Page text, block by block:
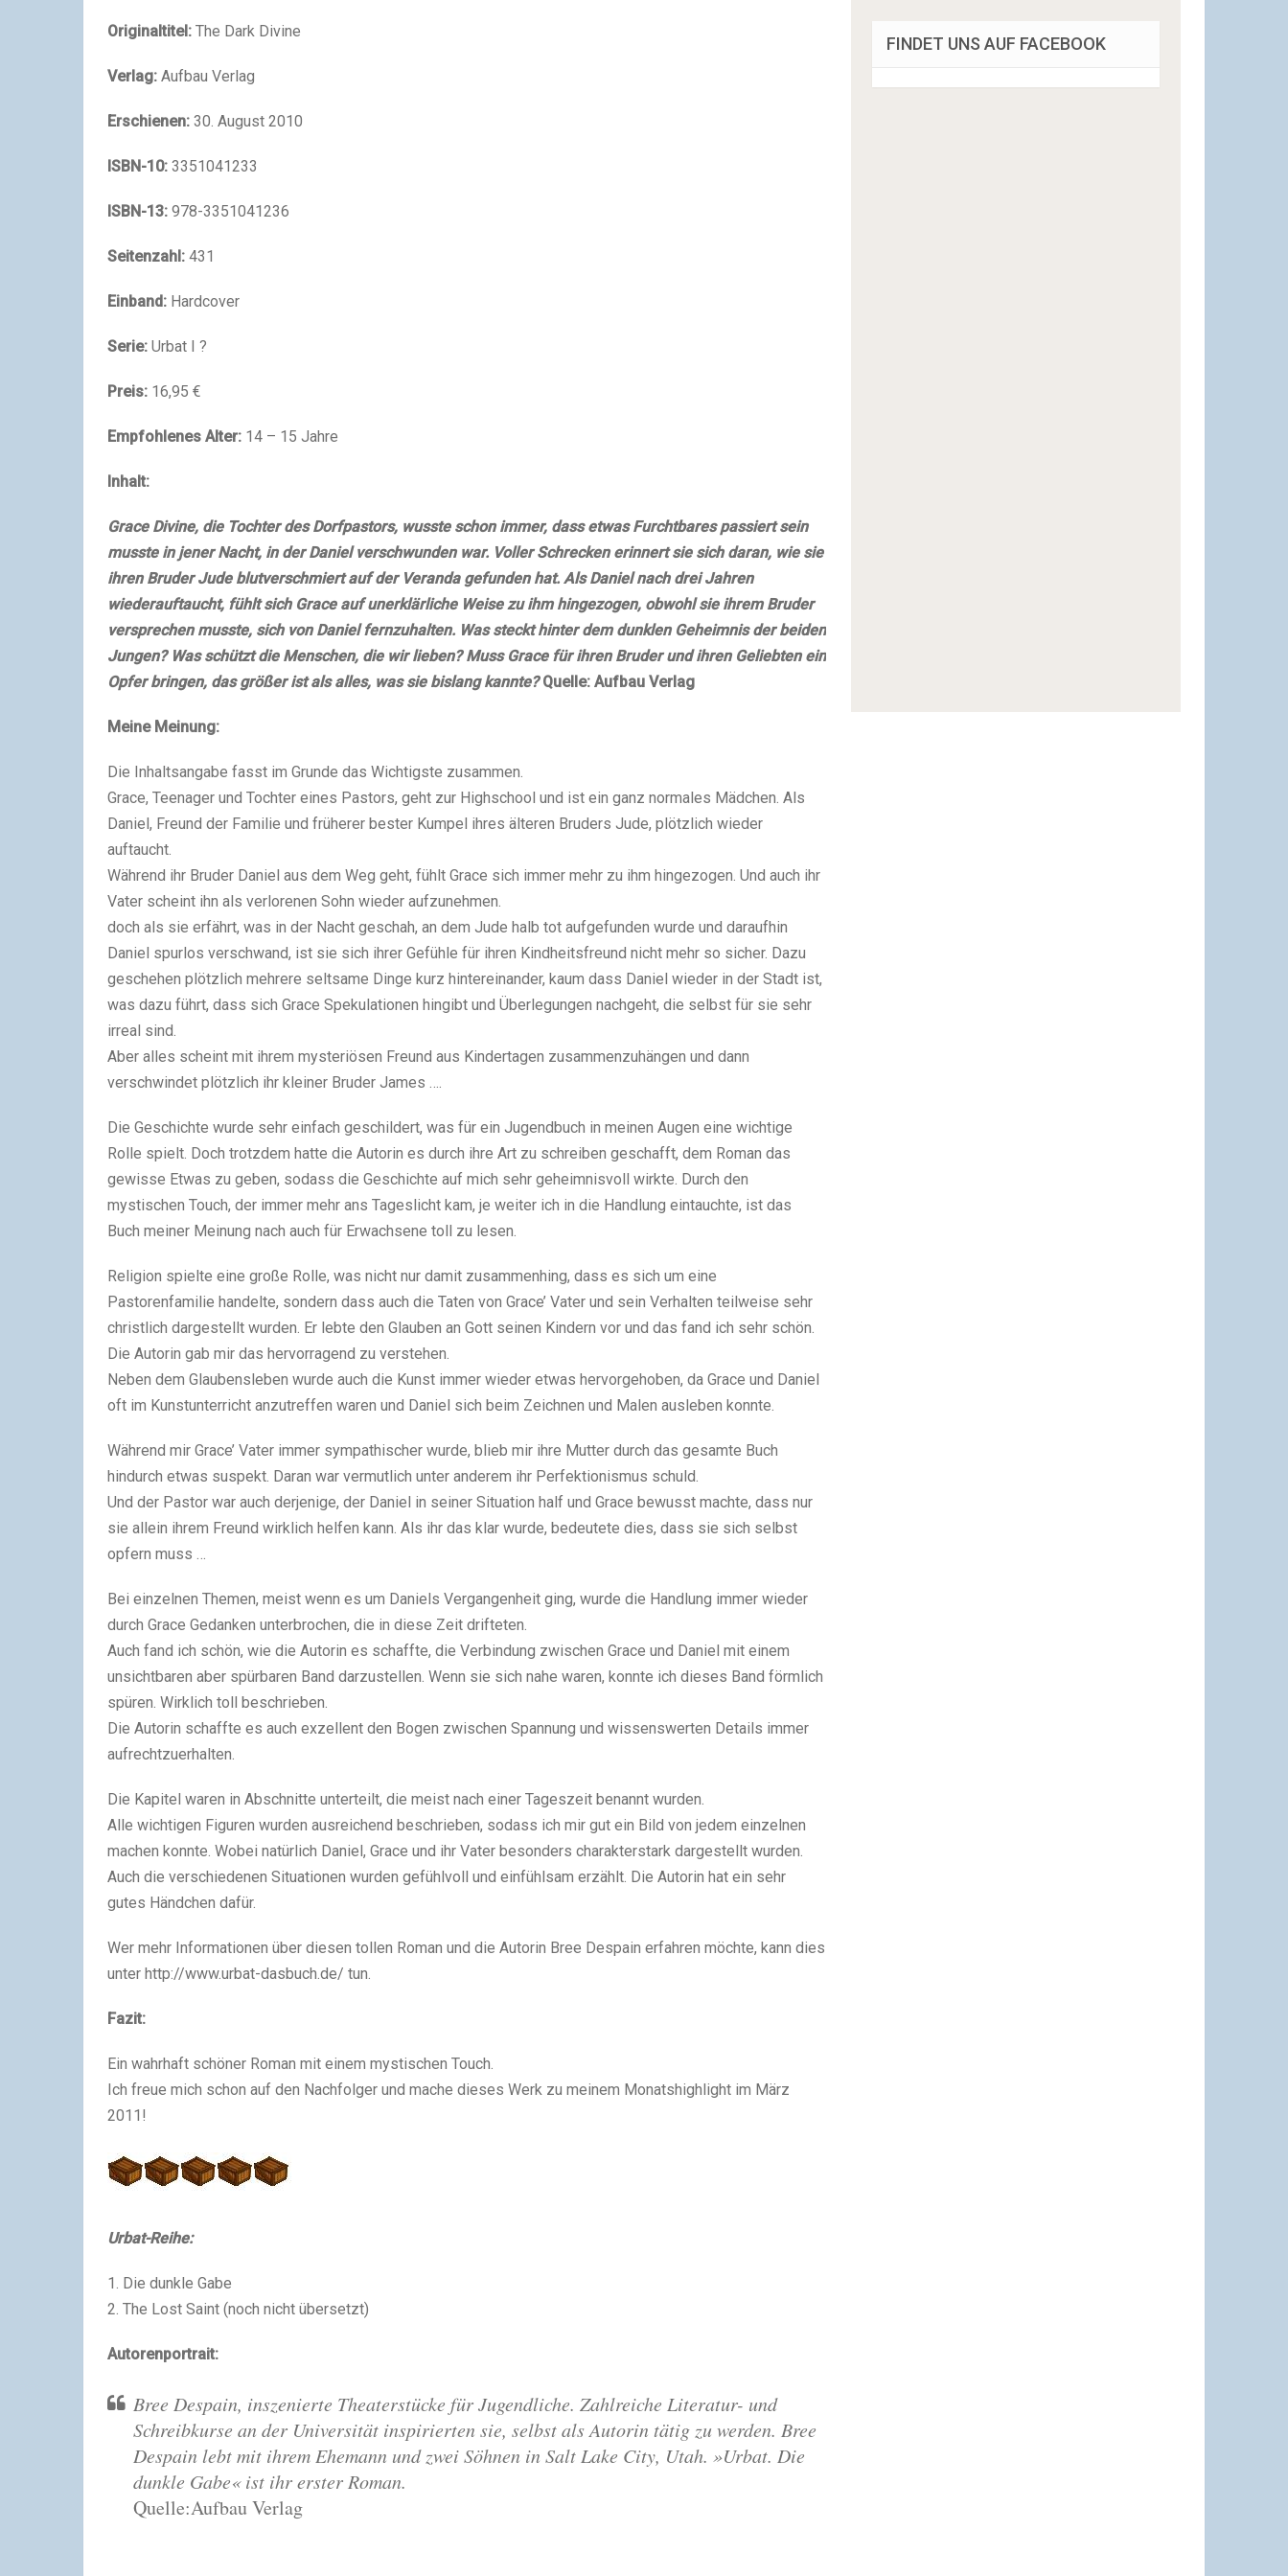
Originaltitel: The Dark Divine
Verlag: Aufbau Verlag
Erschienen: 30. August 2010
ISBN-10: 3351041233
ISBN-13: 978-3351041236
Seitenzahl: 431
Einband: Hardcover
Serie: Urbat I ?
Preis: 16,95 €
Empfohlenes Alter: 14 – 15 Jahre
Inhalt:
Grace Divine, die Tochter des Dorfpastors, wusste schon immer, dass etwas Furchtbares passiert sein
musste in jener Nacht, in der Daniel verschwunden war. Voller Schrecken erinnert sie sich daran, wie sie
ihren Bruder Jude blutverschmiert auf der Veranda gefunden hat. Als Daniel nach drei Jahren
wiederauftaucht, fühlt sich Grace auf unerklärliche Weise zu ihm hingezogen, obwohl sie ihrem Bruder
versprechen musste, sich von Daniel fernzuhalten. Was steckt hinter dem dunklen Geheimnis der beiden
Jungen? Was schützt die Menschen, die wir lieben? Muss Grace für ihren Bruder und ihren Geliebten ein
Opfer bringen, das größer ist als alles, was sie bislang kannte?Quelle: Aufbau Verlag
Meine Meinung:
Die Inhaltsangabe fasst im Grunde das Wichtigste zusammen.
Grace, Teenager und Tochter eines Pastors, geht zur Highschool und ist ein ganz normales Mädchen. Als
Daniel, Freund der Familie und früherer bester Kumpel ihres älteren Bruders Jude, plötzlich wieder
auftaucht.
Während ihr Bruder Daniel aus dem Weg geht, fühlt Grace sich immer mehr zu ihm hingezogen. Und auch ihr
Vater scheint ihn als verlorenen Sohn wieder aufzunehmen.
doch als sie erfährt, was in der Nacht geschah, an dem Jude halb tot aufgefunden wurde und daraufhin
Daniel spurlos verschwand, ist sie sich ihrer Gefühle für ihren Kindheitsfreund nicht mehr so sicher. Dazu
geschehen plötzlich mehrere seltsame Dinge kurz hintereinander, kaum dass Daniel wieder in der Stadt ist,
was dazu führt, dass sich Grace Spekulationen hingibt und Überlegungen nachgeht, die selbst für sie sehr
irreal sind.
Aber alles scheint mit ihrem mysteriösen Freund aus Kindertagen zusammenzuhängen und dann
verschwindet plötzlich ihr kleiner Bruder James ….
Die Geschichte wurde sehr einfach geschildert, was für ein Jugendbuch in meinen Augen eine wichtige
Rolle spielt. Doch trotzdem hatte die Autorin es durch ihre Art zu schreiben geschafft, dem Roman das
gewisse Etwas zu geben, sodass die Geschichte auf mich sehr geheimnisvoll wirkte. Durch den
mystischen Touch, der immer mehr ans Tageslicht kam, je weiter ich in die Handlung eintauchte, ist das
Buch meiner Meinung nach auch für Erwachsene toll zu lesen.
Religion spielte eine große Rolle, was nicht nur damit zusammenhing, dass es sich um eine
Pastorenfamilie handelte, sondern dass auch die Taten von Grace’ Vater und sein Verhalten teilweise sehr
christlich dargestellt wurden. Er lebte den Glauben an Gott seinen Kindern vor und das fand ich sehr schön.
Die Autorin gab mir das hervorragend zu verstehen.
Neben dem Glaubensleben wurde auch die Kunst immer wieder etwas hervorgehoben, da Grace und Daniel
oft im Kunstunterricht anzutreffen waren und Daniel sich beim Zeichnen und Malen ausleben konnte.
Während mir Grace’ Vater immer sympathischer wurde, blieb mir ihre Mutter durch das gesamte Buch
hindurch etwas suspekt. Daran war vermutlich unter anderem ihr Perfektionismus schuld.
Und der Pastor war auch derjenige, der Daniel in seiner Situation half und Grace bewusst machte, dass nur
sie allein ihrem Freund wirklich helfen kann. Als ihr das klar wurde, bedeutete dies, dass sie sich selbst
opfern muss …
Bei einzelnen Themen, meist wenn es um Daniels Vergangenheit ging, wurde die Handlung immer wieder
durch Grace Gedanken unterbrochen, die in diese Zeit drifteten.
Auch fand ich schön, wie die Autorin es schaffte, die Verbindung zwischen Grace und Daniel mit einem
unsichtbaren aber spürbaren Band darzustellen. Wenn sie sich nahe waren, konnte ich dieses Band förmlich
spüren. Wirklich toll beschrieben.
Die Autorin schaffte es auch exzellent den Bogen zwischen Spannung und wissenswerten Details immer
aufrechtzuerhalten.
Die Kapitel waren in Abschnitte unterteilt, die meist nach einer Tageszeit benannt wurden.
Alle wichtigen Figuren wurden ausreichend beschrieben, sodass ich mir gut ein Bild von jedem einzelnen
machen konnte. Wobei natürlich Daniel, Grace und ihr Vater besonders charakterstark dargestellt wurden.
Auch die verschiedenen Situationen wurden gefühlvoll und einfühlsam erzählt. Die Autorin hat ein sehr
gutes Händchen dafür.
Wer mehr Informationen über diesen tollen Roman und die Autorin Bree Despain erfahren möchte, kann dies
unter http://www.urbat-dasbuch.de/ tun.
Fazit:
Ein wahrhaft schöner Roman mit einem mystischen Touch.
Ich freue mich schon auf den Nachfolger und mache dieses Werk zu meinem Monatshighlight im März
2011!
Urbat-Reihe:
1. Die dunkle Gabe
2. The Lost Saint (noch nicht übersetzt)
Autorenportrait:
Bree Despain, inszenierte Theaterstücke für Jugendliche. Zahlreiche Literatur- und
Schreibkurse an der Universität inspirierten sie, selbst als Autorin tätig zu werden. Bree
Despain lebt mit ihrem Ehemann und zwei Söhnen in Salt Lake City, Utah. »Urbat. Die
dunkle Gabe« ist ihr erster Roman.
Quelle:Aufbau Verlag
FINDET UNS AUF FACEBOOK